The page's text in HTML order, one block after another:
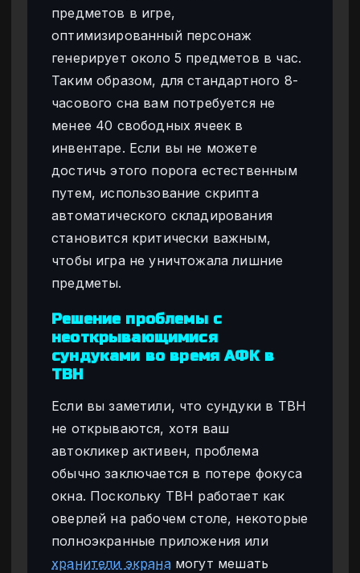
предметов в игре,
оптимизированный персонаж
генерирует около 5 предметов в час.
Таким образом, для стандартного 8-
часового сна вам потребуется не
менее 40 свободных ячеек в
инвентаре. Если вы не можете
достичь этого порога естественным
путем, использование скрипта
автоматического складирования
становится критически важным,
чтобы игра не уничтожала лишние
предметы.
Решение проблемы с
неоткрывающимися
сундуками во время АФК в
TBH
Если вы заметили, что сундуки в TBH
не открываются, хотя ваш
автокликер активен, проблема
обычно заключается в потере фокуса
окна. Поскольку TBH работает как
оверлей на рабочем столе, некоторые
полноэкранные приложения или
хранители экранамогут мешать